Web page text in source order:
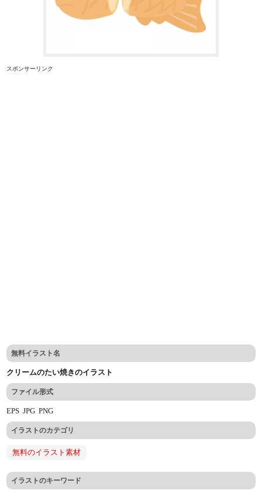
スポンサーリンク
無料イラスト名
クリームのたい焼きのイラスト
ファイル形式
EPSJPGPNG
イラストのカテゴリ
無料のイラスト素材
イラストのキーワード